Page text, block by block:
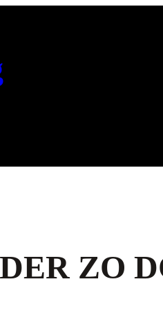
ZO